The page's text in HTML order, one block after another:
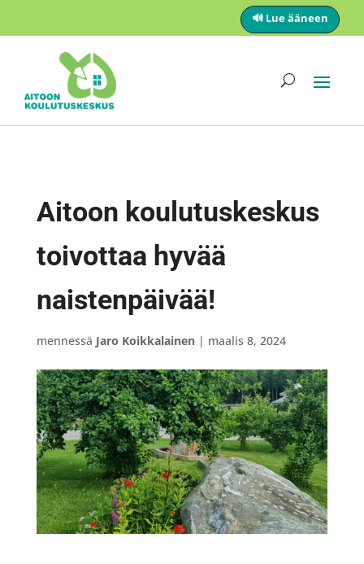
Aitoon koulutuskeskus
toivottaa hyvää
naistenpäivää!
mennessä Jaro Koikkalainen| maalis 8, 2024
🔊 Lue ääneen